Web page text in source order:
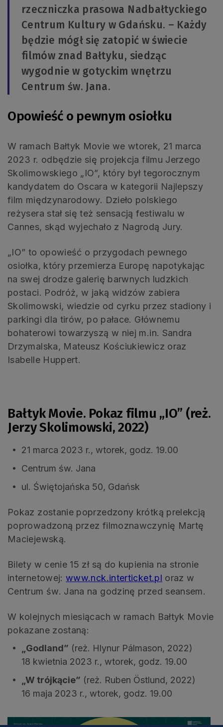
rzeczniczka prasowa Nadbałtyckiego
Centrum Kultury w Gdańsku. – Każdy
będzie mógł się zatopić w świecie
filmów znad Bałtyku, siedząc
wygodnie w gotyckim wnętrzu
Centrum św. Jana.
Opowieść o pewnym osiołku
W ramach Bałtyk Movie we wtorek, 21 marca
2023 r. odbędzie się projekcja filmu Jerzego
Skolimowskiego „IO”, który był tegorocznym
kandydatem do Oscara w kategorii Najlepszy
film międzynarodowy. Dzieło polskiego
reżysera stał się też sensacją festiwalu w
Cannes, skąd wyjechało z Nagrodą Jury.
„IO” to opowieść o przygodach pewnego
osiołka, który przemierza Europę napotykając
na swej drodze galerię barwnych ludzkich
postaci. Podróż, w jaką widzów zabiera
Skolimowski, wiedzie od cyrku przez stadiony i
parkingi dla tirów, po pałace. Głównemu
bohaterowi towarzyszą w niej m.in. Sandra
Drzymalska, Mateusz Kościukiewicz oraz
Isabelle Huppert.
Bałtyk Movie. Pokaz filmu „IO” (reż.
Jerzy Skolimowski, 2022)
21 marca 2023 r., wtorek, godz. 19.00
Centrum św. Jana
ul. Świętojańska 50, Gdańsk
Pokaz zostanie poprzedzony krótką prelekcją
poprowadzoną przez filmoznawczynię Martę
Maciejewską.
Bilety w cenie 15 zł są do kupienia na stronie
internetowej:www.nck.interticket.pl oraz w
Centrum św. Jana na godzinę przed seansem.
W kolejnych miesiącach w ramach Bałtyk Movie
pokazane zostaną:
„Godland” (reż. Hlynur Pálmason, 2022)
18 kwietnia 2023 r., wtorek, godz. 19.00
„W trójkącie” (reż. Ruben Östlund, 2022)
16 maja 2023 r., wtorek, godz. 19.00